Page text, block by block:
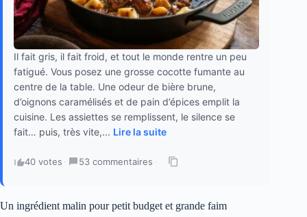
Il fait gris, il fait froid, et tout le monde rentre un peu
fatigué. Vous posez une grosse cocotte fumante au
centre de la table. Une odeur de bière brune,
d’oignons caramélisés et de pain d’épices emplit la
cuisine. Les assiettes se remplissent, le silence se
fait… puis, très vite,... Lire la suite
40 votes · 53 commentaires ·
Un ingrédient malin pour petit budget et grande faim